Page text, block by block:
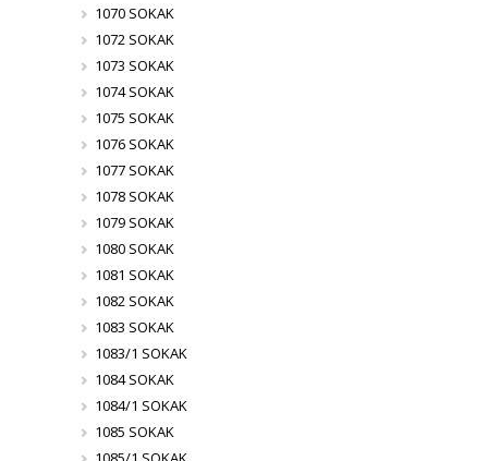
1070 SOKAK
1072 SOKAK
1073 SOKAK
1074 SOKAK
1075 SOKAK
1076 SOKAK
1077 SOKAK
1078 SOKAK
1079 SOKAK
1080 SOKAK
1081 SOKAK
1082 SOKAK
1083 SOKAK
1083/1 SOKAK
1084 SOKAK
1084/1 SOKAK
1085 SOKAK